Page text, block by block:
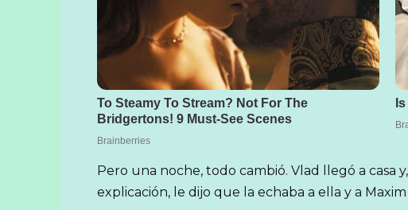
Pero una noche, todo cambió. Vlad llegó a casa
explicación, le dijo que la echaba a ella y a